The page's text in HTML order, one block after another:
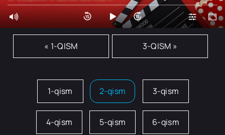
« 1-QISM 3-QISM »
1-qism 2-qism 3-qism
4-qism 5-qism 6-qism